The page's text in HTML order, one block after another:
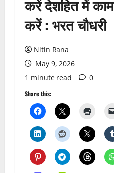
करें देशहित में काम
करें : भरत चौधरी
Nitin Rana
May 9, 2026
1 minute read
0
Share this: